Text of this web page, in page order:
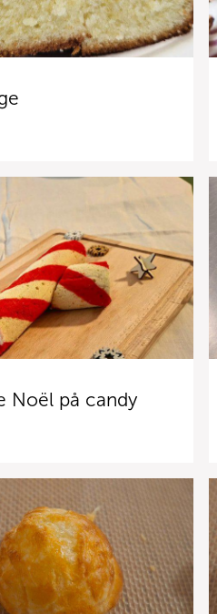
Noël på candy